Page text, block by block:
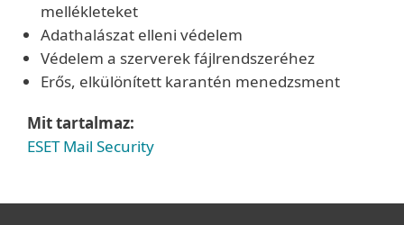
mellékleteket
Adathalászat elleni védelem
Védelem a szerverek fájlrendszeréhez
Erős, elkülönített karantén menedzsment
Mit tartalmaz:
ESET Mail Security